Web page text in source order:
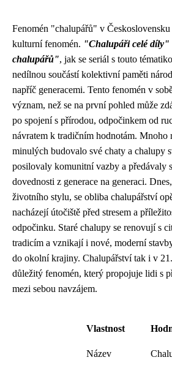
Fenomén "chalupářů" v
kulturní fenomén. "Chalupáři celé díly"
chalupářů", jak se seriál s touto
nedílnou součástí kolektivní paměti
napříč generacemi. Tento fenomén v
význam, než se na první pohled může
po spojení s přírodou, odpočinkem od
návratem k tradičním hodnotám. Mnoho
minulých budovalo své chaty a chalupy
posilovaly komunitní vazby a předávaly
dovednosti z generace na generaci.
životního stylu, se obliba chalupářství
nacházejí útočiště před stresem a
odpočinku. Staré chalupy se renovují s
tradicím a vznikají i nové, moderní
do okolní krajiny. Chalupářství tak i v
důležitý fenomén, který propojuje lidi s
mezi sebou navzájem.
Vlastnost
Název